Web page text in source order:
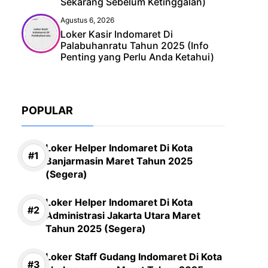
Agustus 6, 2026
Loker Kasir Indomaret Di
Palabuhanratu Tahun 2025 (Info
Penting yang Perlu Anda Ketahui)
POPULAR
Loker Helper Indomaret Di Kota
Banjarmasin Maret Tahun 2025
(Segera)
Loker Helper Indomaret Di Kota
Administrasi Jakarta Utara Maret
Tahun 2025 (Segera)
Loker Staff Gudang Indomaret Di Kota